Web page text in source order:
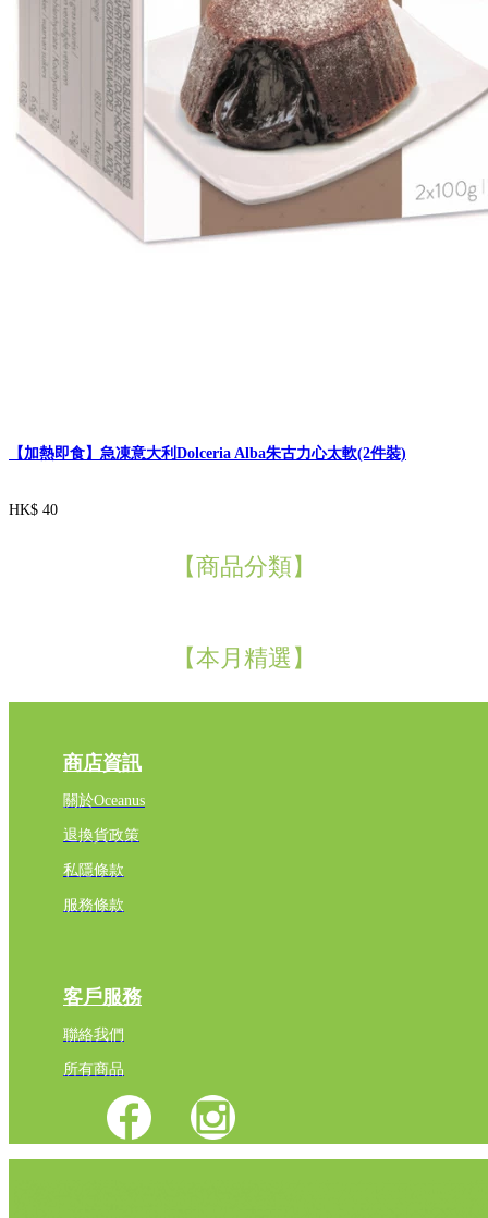
【加熱即食】急凍意大利Dolceria Alba朱古力心太軟(2件裝)
HK$ 40
【商品分類】
【本月精選】
商店資訊
關於Oceanus
退換貨政策
私隱條款
服務條款
客戶服務
聯絡我們
所有商品